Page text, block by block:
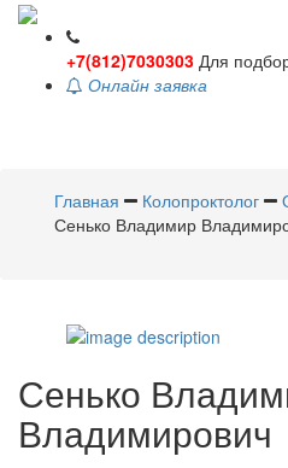
+7(812)7030303 Для
Онлайн заявка
Главная
Колопроктолог
Сенько Владимир
Сенько
Владимирович